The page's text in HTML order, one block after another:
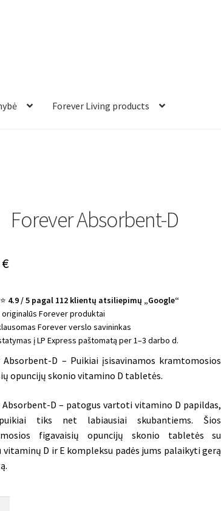
Forever Living products
Forever Absorbent-D
€
4.9 / 5 pagal 112 klientų atsiliepimų „Google“
Forever produktai
Forever verslo savininkas
į LP Express paštomatą per 1–3 darbo d.
Absorbent-D – Puikiai įsisavinamos kramtomosios
opuncijų skonio vitamino D tabletės.
Absorbent-D – patogus vartoti vitamino D papildas,
tiks net labiausiai skubantiems. Šios
figavaisių opuncijų skonio tabletės su
vitaminų D ir E kompleksu padės jums palaikyti gerą